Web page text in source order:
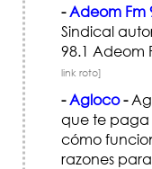
-Adeom Fm
Sindical
98.1 Adeom
link roto]
-Agloco-
que te paga
cómo
razones